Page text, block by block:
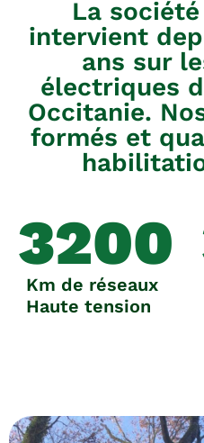
La
intervient
ans sur
électriques
Occitanie.
formés et
Km de réseaux
Haute tension
3200